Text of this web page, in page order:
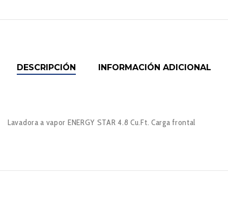
DESCRIPCIÓN INFORMACIÓN ADICIONAL
Lavadora a vapor ENERGY STAR 4.8 Cu.Ft. Carga frontal